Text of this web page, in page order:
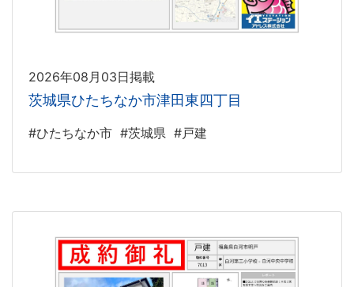
2026年08月03日掲載
茨城県ひたちなか市津田東四丁目
#ひたちなか市 #茨城県 #戸建